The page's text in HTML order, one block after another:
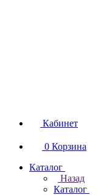
Кабинет
0 Корзина
Каталог
Назад
Каталог